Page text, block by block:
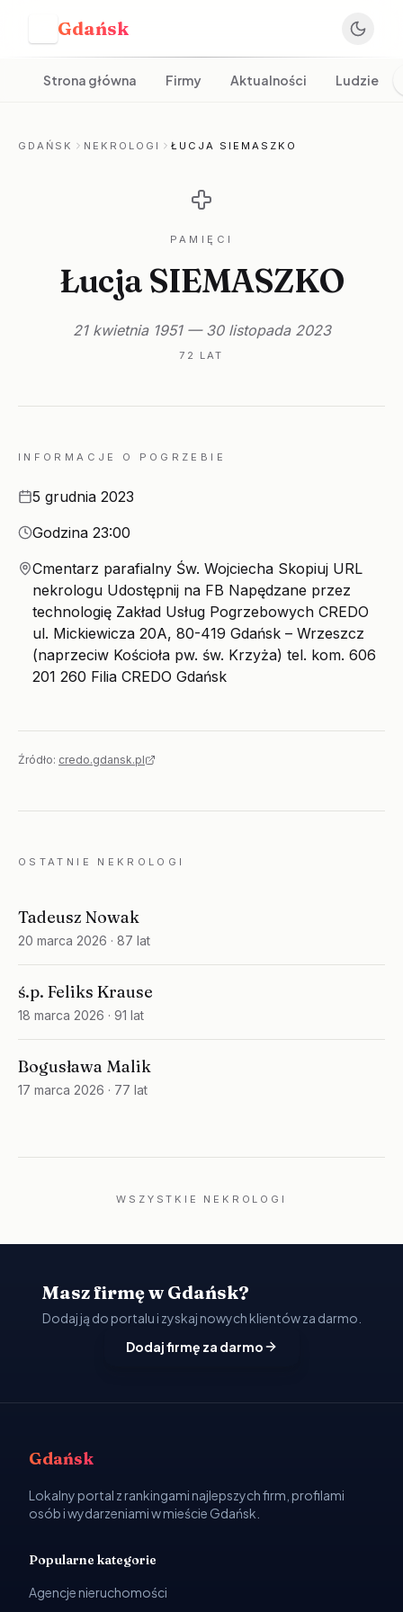
Gdańsk
Strona główna Firmy Aktualności Ludzie
GDAŃSK NEKROLOGI ŁUCJA SIEMASZKO
PAMIĘCI
Łucja SIEMASZKO
21 kwietnia 1951 — 30 listopada 2023
72 LAT
INFORMACJE O POGRZEBIE
Data
5 grudnia 2023
Godzina
Godzina 23:00
Miejsce
Cmentarz parafialny Św. Wojciecha Skopiuj URL
nekrologu Udostępnij na FB Napędzane przez
technologię Zakład Usług Pogrzebowych CREDO
ul. Mickiewicza 20A, 80-419 Gdańsk – Wrzeszcz
(naprzeciw Kościoła pw. św. Krzyża) tel. kom. 606
201 260 Filia CREDO Gdańsk
Źródło: credo.gdansk.pl
OSTATNIE NEKROLOGI
Tadeusz Nowak
20 marca 2026 · 87 lat
ś.p. Feliks Krause
18 marca 2026 · 91 lat
Bogusława Malik
17 marca 2026 · 77 lat
WSZYSTKIE NEKROLOGI
Masz firmę w Gdańsk?
Dodaj ją do portalu i zyskaj nowych klientów za darmo.
Dodaj firmę za darmo
Gdańsk
Lokalny portal z rankingami najlepszych firm, profilami
osób i wydarzeniami w mieście Gdańsk.
Popularne kategorie
Agencje nieruchomości